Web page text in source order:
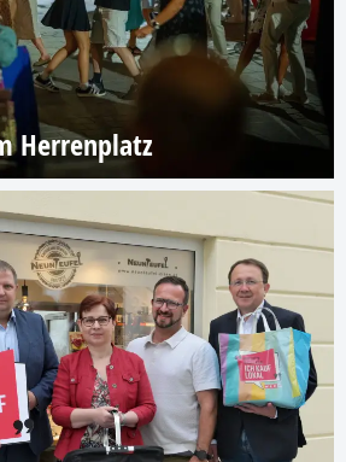
Herrenplatz